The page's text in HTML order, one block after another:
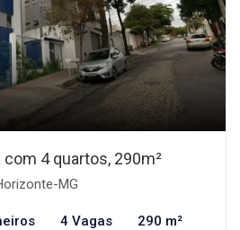
com 4 quartos, 290m²
MG
4 Vagas 290 m²